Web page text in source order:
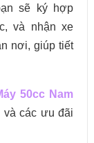
sẽ ký hợp
và nhận xe
nơi, giúp tiết
50cc Nam
các ưu đãi